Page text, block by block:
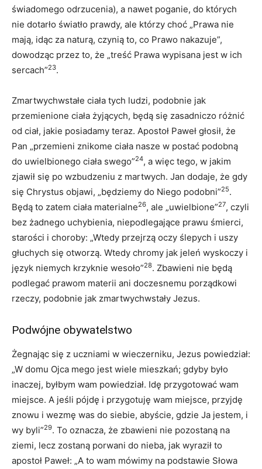
świadomego odrzucenia), a nawet poganie, do których
nie dotarło światło prawdy, ale którzy choć „Prawa nie
mają, idąc za naturą, czynią to, co Prawo nakazuje”,
dowodząc przez to, że „treść Prawa wypisana jest w ich
sercach”23.
Zmartwychwstałe ciała tych ludzi, podobnie jak
przemienione ciała żyjących, będą się zasadniczo różnić
od ciał, jakie posiadamy teraz. Apostoł Paweł głosił, że
Pan „przemieni znikome ciała nasze w postać podobną
do uwielbionego ciała swego”24, a więc tego, w jakim
zjawił się po wzbudzeniu z martwych. Jan dodaje, że gdy
się Chrystus objawi, „będziemy do Niego podobni”25.
Będą to zatem ciała materialne26, ale „uwielbione”27, czyli
bez żadnego uchybienia, niepodlegające prawu śmierci,
starości i choroby: „Wtedy przejrzą oczy ślepych i uszy
głuchych się otworzą. Wtedy chromy jak jeleń wyskoczy i
język niemych krzyknie wesoło”28. Zbawieni nie będą
podlegać prawom materii ani doczesnemu porządkowi
rzeczy, podobnie jak zmartwychwstały Jezus.
Podwójne obywatelstwo
Żegnając się z uczniami w wieczerniku, Jezus powiedział:
„W domu Ojca mego jest wiele mieszkań; gdyby było
inaczej, byłbym wam powiedział. Idę przygotować wam
miejsce. A jeśli pójdę i przygotuję wam miejsce, przyjdę
znowu i wezmę was do siebie, abyście, gdzie Ja jestem, i
wy byli”29. To oznacza, że zbawieni nie pozostaną na
ziemi, lecz zostaną porwani do nieba, jak wyraził to
apostoł Paweł: „A to wam mówimy na podstawie Słowa